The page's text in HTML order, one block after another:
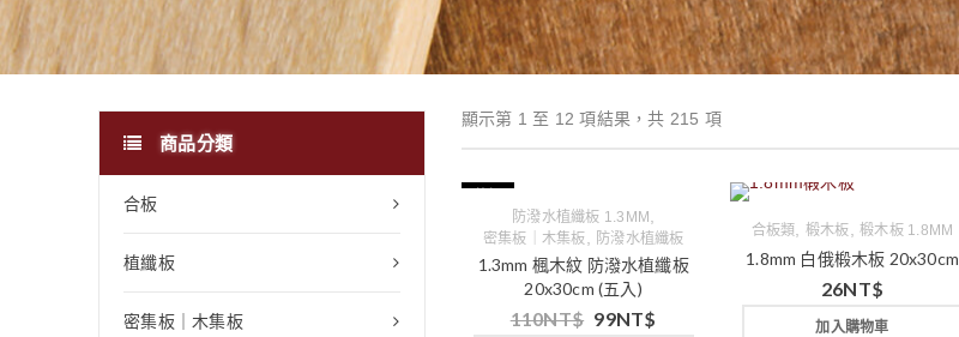
商品分類
合板
植纖板
密集板｜木集板
顯示第 1 至 12 項結果，共 215 項
防潑水植纖板 1.3MM
密集板｜木集板 防潑水植纖板
1.3mm 楓木紋 防潑水植纖板
20x30cm (五入)
110NT$ 99NT$
合板類 椴木板 ,椴木板 1.8MM
1.8mm 白俄椴木板 20x30cm
26NT$
加入購物車